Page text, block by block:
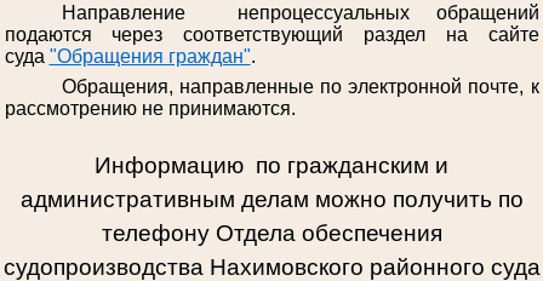
Направление непроцессуальных обращений
подаются через соответствующий раздел на сайте
суда "Обращения граждан".
Обращения, направленные по электронной почте, к
рассмотрению не принимаются.
Информацию по гражданским и
административным делам можно получить по
телефону Отдела обеспечения
судопроизводства Нахимовского районного суда